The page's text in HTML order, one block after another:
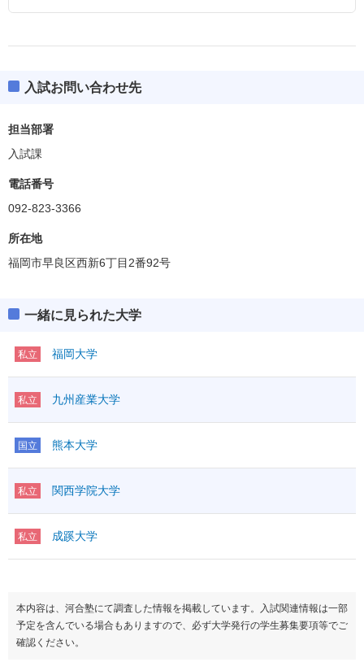
入試お問い合わせ先
担当部署
入試課
電話番号
092-823-3366
所在地
福岡市早良区西新6丁目2番92号
一緒に見られた大学
私立 福岡大学
私立 九州産業大学
国立 熊本大学
私立 関西学院大学
私立 成蹊大学
本内容は、河合塾にて調査した情報を掲載しています。入試関連情報は一部
予定を含んでいる場合もありますので、必ず大学発行の学生募集要項等でご
確認ください。